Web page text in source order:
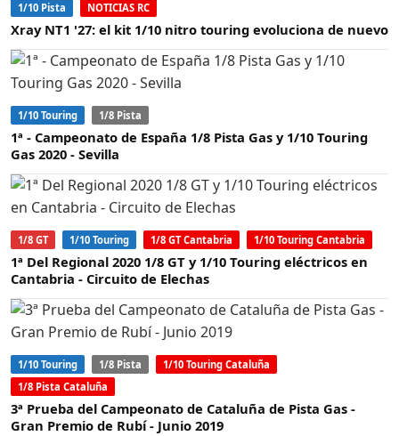
1/10 Pista NOTICIAS RC
Xray NT1 '27: el kit 1/10 nitro touring evoluciona de nuevo
1/10 Touring 1/8 Pista
1ª - Campeonato de España 1/8 Pista Gas y 1/10 Touring
Gas 2020 - Sevilla
1/8 GT 1/10 Touring 1/8 GT Cantabria 1/10 Touring Cantabria
1ª Del Regional 2020 1/8 GT y 1/10 Touring eléctricos en
Cantabria - Circuito de Elechas
1/10 Touring 1/8 Pista
1/10 Touring Cataluña
1/8 Pista Cataluña
3ª Prueba del Campeonato de Cataluña de Pista Gas -
Gran Premio de Rubí - Junio 2019